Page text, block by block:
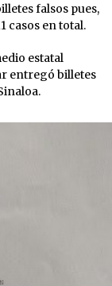
falsos pues,
casos en total.
estatal
entregó billetes